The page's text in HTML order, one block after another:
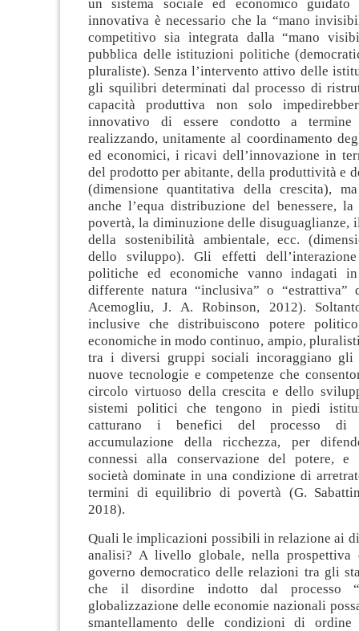
un sistema sociale ed economico guidato
innovativa è necessario che la “mano
competitivo sia integrata dalla “mano
pubblica delle istituzioni politiche
pluraliste). Senza l’intervento attivo delle
gli squilibri determinati dal processo di
capacità produttiva non solo
innovativo di essere condotto a termine
realizzando, unitamente al coordinamento
ed economici, i ricavi dell’innovazione in
del prodotto per abitante, della produttività e
(dimensione quantitativa della crescita),
anche l’equa distribuzione del benessere,
povertà, la diminuzione delle disuguaglianze,
della sostenibilità ambientale, ecc.
dello sviluppo). Gli effetti
politiche ed economiche vanno indagati
differente natura “inclusiva” o “estrattiva”
Acemogliu, J. A. Robinson, 2012).
inclusive che distribuiscono potere
economiche in modo continuo, ampio,
tra i diversi gruppi sociali incoraggiano gli
nuove tecnologie e competenze che
circolo virtuoso della crescita e dello
sistemi politici che tengono in piedi
catturano i benefici del processo di
accumulazione della ricchezza, per
connessi alla conservazione del potere, e
società dominate in una condizione di
termini di equilibrio di povertà (G.
2018).
Quali le implicazioni possibili in relazione ai
analisi? A livello globale, nella prospettiva
governo democratico delle relazioni tra gli
che il disordine indotto dal processo
globalizzazione delle economie nazionali
smantellamento delle condizioni di